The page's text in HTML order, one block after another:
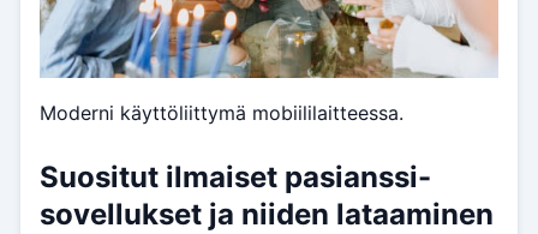
Moderni käyttöliittymä mobiililaitteessa.
Suositut ilmaiset pasianssi-
sovellukset ja niiden lataaminen